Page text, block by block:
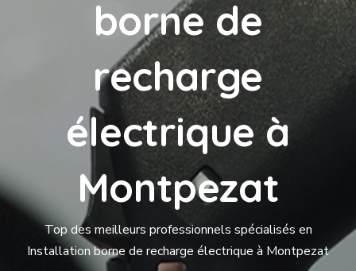
borne de
recharge
électrique à
Montpezat
Top des meilleurs professionnels spécialisés en
Installation borne de recharge électrique à Montpezat